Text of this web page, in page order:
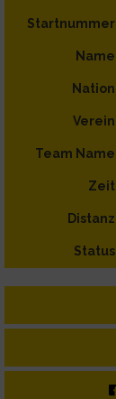
Startnummer
Name
Nation
Verein
Team Name
Zeit
Distanz
Status